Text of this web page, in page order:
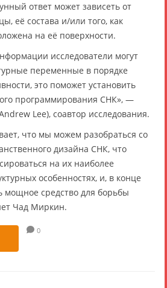
ответ может зависеть от
её состава и/или того, как
на её поверхности.
исследователи могут
переменные в порядке
это поможет установить
программирования СНК», —
Lee), соавтор исследования.
что мы можем разобраться со
дизайна СНК, что
на их наиболее
особенностях, и, в конце
мощное средство для борьбы
Чад Миркин.
0